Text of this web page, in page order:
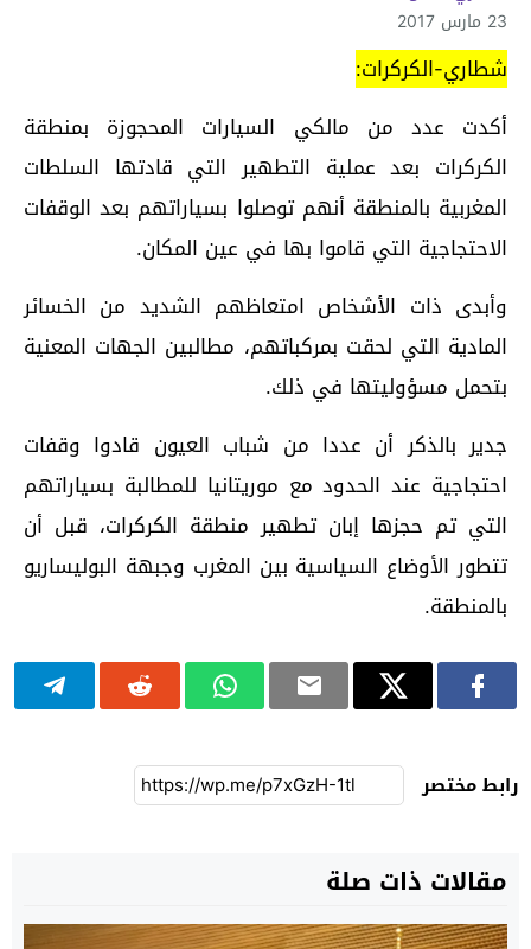
23 مارس 2017
شطاري-الكركرات:
أكدت عدد من مالكي السيارات المحجوزة بمنطقة
الكركرات بعد عملية التطهير التي قادتها السلطات
المغربية بالمنطقة أنهم توصلوا بسياراتهم بعد الوقفات
الاحتجاجية التي قاموا بها في عين المكان.
وأبدى ذات الأشخاص امتعاظهم الشديد من الخسائر
المادية التي لحقت بمركباتهم، مطالبين الجهات المعنية
بتحمل مسؤوليتها في ذلك.
جدير بالذكر أن عددا من شباب العيون قادوا وقفات
احتجاجية عند الحدود مع موريتانيا للمطالبة بسياراتهم
التي تم حجزها إبان تطهير منطقة الكركرات، قبل أن
تتطور الأوضاع السياسية بين المغرب وجبهة البوليساريو
بالمنطقة.
رابط مختصر
مقالات ذات صلة